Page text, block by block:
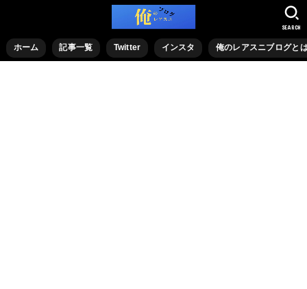
ホーム 記事一覧 Twitter インスタ 俺のレアスニブログと
SEARCH